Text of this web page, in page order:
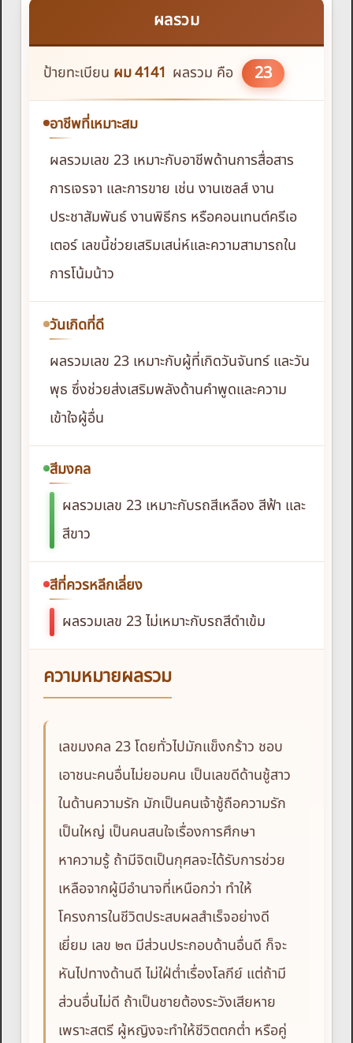
ผลรวม
ป้ายทะเบียน ผม4141 ผลรวม คือ 23
อาชีพที่เหมาะสม
ผลรวมเลข 23 เหมาะกับอาชีพด้านการสื่อสาร
การเจรจา และการขาย เช่น งานเซลส์ งาน
ประชาสัมพันธ์ งานพิธีกร หรือคอนเทนต์ครีเอ
เตอร์ เลขนี้ช่วยเสริมเสน่ห์และความสามารถใน
การโน้มน้าว
วันเกิดที่ดี
ผลรวมเลข 23 เหมาะกับผู้ที่เกิดวันจันทร์ และวัน
พุธ ซึ่งช่วยส่งเสริมพลังด้านคำพูดและความ
เข้าใจผู้อื่น
สีมงคล
ผลรวมเลข 23 เหมาะกับรถสีเหลือง สีฟ้า และ
สีขาว
สีที่ควรหลีกเลี่ยง
ผลรวมเลข 23 ไม่เหมาะกับรถสีดำเข้ม
ความหมายผลรวม
เลขมงคล 23 โดยทั่วไปมักแข็งกร้าว ชอบ
เอาชนะคนอื่นไม่ยอมคน เป็นเลขดีด้านชู้สาว
ในด้านความรัก มักเป็นคนเจ้าชู้ถือความรัก
เป็นใหญ่ เป็นคนสนใจเรื่องการศึกษา
หาความรู้ ถ้ามีจิตเป็นกุศลจะได้รับการช่วย
เหลือจากผู้มีอำนาจที่เหนือกว่า ทำให้
โครงการในชีวิตประสบผลสำเร็จอย่างดี
เยี่ยม เลข ๒๓ มีส่วนประกอบด้านอื่นดี ก็จะ
หันไปทางด้านดี ไม่ใฝ่ต่ำเรื่องโลกีย์ แต่ถ้ามี
ส่วนอื่นไม่ดี ถ้าเป็นชายต้องระวังเสียหาย
เพราะสตรี ผู้หญิงจะทำให้ชีวิตตกต่ำ หรือคู่